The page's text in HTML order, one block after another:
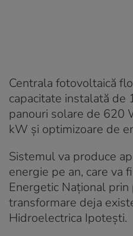
Centrala fotovoltaică
capacitate instalată de
panouri solare de 620
kW și optimizoare de
Sistemul va produce
energie pe an, care va
Energetic Național
transformare deja
Hidroelectrica Ipotești.